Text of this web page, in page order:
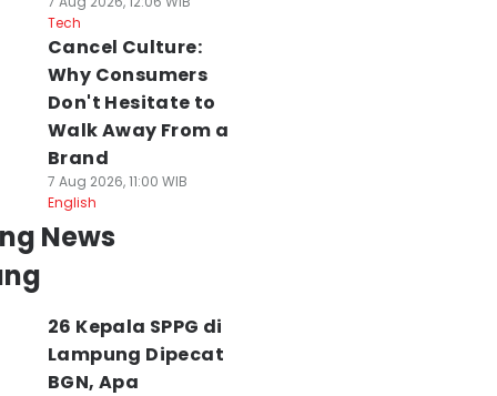
Tech
Cancel Culture:
Why Consumers
Don't Hesitate to
Walk Away From a
Brand
7 Aug 2026, 11:00 WIB
English
News
26 Kepala SPPG di
Lampung Dipecat
BGN, Apa